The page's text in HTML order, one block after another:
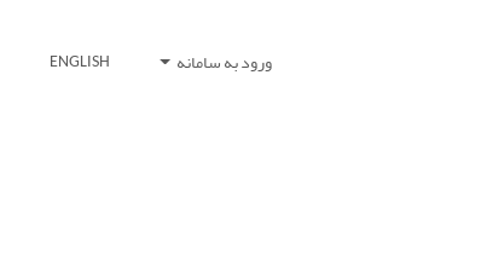
ورود به سامانه ENGLISH